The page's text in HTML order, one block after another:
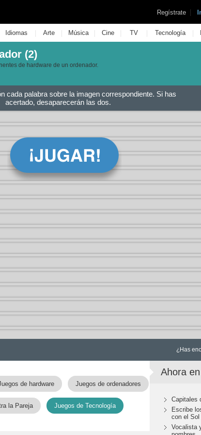
Regístrate |
Idiomas | Arte | Música | Cine | TV | Tecnología |
(2)
de hardware de un ordenador.
cada palabra sobre la imagen correspondiente. Si has
acertado, desaparecerán las dos.
¿Has
de hardware Juegos de ordenadores
la Pareja Juegos de Tecnología
Ahora
Capitales
Escribe
con el Sol
Vocalista